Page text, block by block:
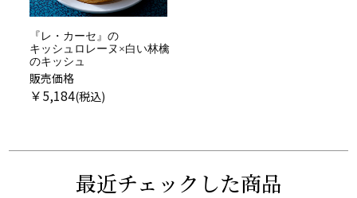
『レ・カーセ』の
キッシュロレーヌ×白い林檎
のキッシュ
販売価格
￥5,184
最近チェックした商品